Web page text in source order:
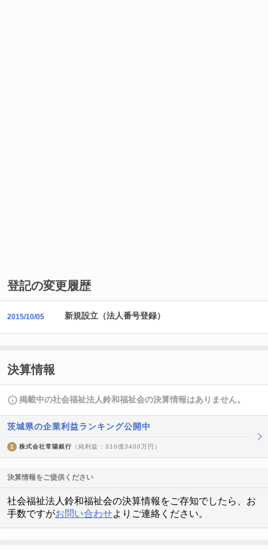
登記の変更履歴
2015/10/05 新規設立（法人番号登録）
決算情報
掲載中の社会福祉法人鈴和福祉会の決算情報はありません。
茨城県の企業利益ランキング公開中
1 株式会社常陽銀行 （純利益 : 310億3400万円）
決算情報をご提供ください
社会福祉法人鈴和福祉会の決算情報をご存知でしたら、お
手数ですがお問い合わせよりご連絡ください。